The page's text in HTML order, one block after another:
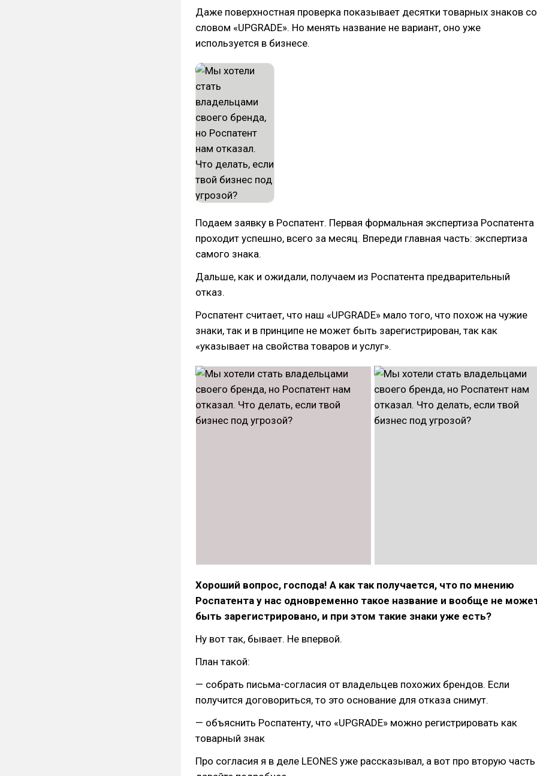
Даже поверхностная проверка показывает десятки товарных знаков со
словом «UPGRADE». Но менять название не вариант, оно уже
используется в бизнесе.
Подаем заявку в Роспатент. Первая формальная экспертиза Роспатента
проходит успешно, всего за месяц. Впереди главная часть: экспертиза
самого знака.
Дальше, как и ожидали, получаем из Роспатента предварительный
отказ.
Роспатент считает, что наш «UPGRADE» мало того, что похож на чужие
знаки, так и в принципе не может быть зарегистрирован, так как
«указывает на свойства товаров и услуг».
Хороший вопрос, господа! А как так получается, что по мнению
Роспатента у нас одновременно такое название и вообще не
быть зарегистрировано, и при этом такие знаки уже есть?
Ну вот так, бывает. Не впервой.
План такой:
— собрать письма-согласия от владельцев похожих брендов. Если
получится договориться, то это основание для отказа снимут.
— объяснить Роспатенту, что «UPGRADE» можно регистрировать как
товарный знак
Про согласия я в деле LEONES уже рассказывал, а вот про вторую часть